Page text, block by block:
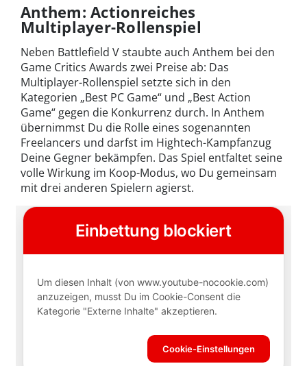
Anthem: Actionreiches
Multiplayer-Rollenspiel
Neben Battlefield V staubte auch Anthem bei den
Game Critics Awards zwei Preise ab: Das
Multiplayer-Rollenspiel setzte sich in den
Kategorien „Best PC Game“ und „Best Action
Game“ gegen die Konkurrenz durch. In Anthem
übernimmst Du die Rolle eines sogenannten
Freelancers und darfst im Hightech-Kampfanzug
Deine Gegner bekämpfen. Das Spiel entfaltet seine
volle Wirkung im Koop-Modus, wo Du gemeinsam
mit drei anderen Spielern agierst.